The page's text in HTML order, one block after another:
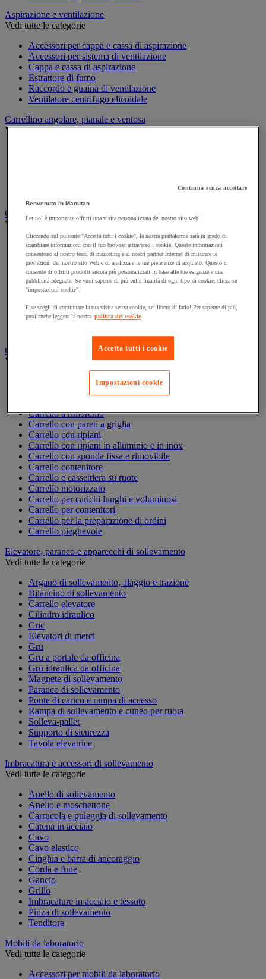
Aspirazione e ventilazione
Vedi tutte le categorie
Accessori per cappa e cassa di aspirazione
Accessori per sistema di ventilazione
Cappa e cassa di aspirazione
Estrattore di fumo
Raccordo e guaina di ventilazione
Ventilatore centrifugo elicoidale
Carrellino angolare, pianale e ventosa
Vedi tutte le categorie
Carrello
Vedi tutte le categorie
Accessori per carrello
Carrello in acciaio
Carrello in alluminio e in inox
Carrello per carichi alti
Carrello per fusti
Carrello pieghevole
Carrello portabombole
Carrello a ripiani e rimorchio industriale
Vedi tutte le categorie
Accessori per carrello
Carrello a livello costante
Carrello a rimorchio
Carrello con pareti a griglia
Carrello con ripiani
Carrello con ripiani in alluminio e in inox
Carrello con sponda fissa e rimovibile
Carrello contenitore
Carrello e cassettiera su ruote
Carrello motorizzato
Carrello per carichi lunghi e voluminosi
Carrello per contenitori
Carrello per la preparazione di ordini
Carrello pieghevole
Elevatore, paranco e apparecchi di sollevamento
Vedi tutte le categorie
Argano di sollevamento, alaggio e trazione
Bilancino di sollevamento
Carrello elevatore
Cilindro idraulico
Cric
Elevatori di merci
Gru
Gru a portale da officina
Gru idraulica da officina
Magnete di sollevamento
Paranco di sollevamento
Ponte di carico e rampa di accesso
Rampa di sollevamento e cuneo per ruota
Solleva-pallet
Supporto di sicurezza
Tavola elevatrice
Imbracatura e accessori di sollevamento
Vedi tutte le categorie
Anello di sollevamento
Anello e moschettone
Carrucola e puleggia di sollevamento
Catena in acciaio
Cavo
Cavo elastico
Cinghia e barra di ancoraggio
Corda e fune
Gancio
Grillo
Imbracature in acciaio e tessuto
Pinza di sollevamento
Tenditore
Mobili da laboratorio
Vedi tutte le categorie
Accessori per mobili da laboratorio
Continua senza accettare
Benvenuto in Manutan
Per noi è importante offrirti una visita personalizzata del nostro sito web!
Cliccando sul pulsante "Accetta tutti i cookie", la nostra piattaforma sarà in grado di
scambiare informazioni con il tuo browser attraverso i cookie. Queste informazioni
consentono al nostro team di marketing e ai nostri partner Internet di misurare le
prestazioni del nostro sito Web e di analizzare le tue preferenze di acquisto. Questo ci
consente di offrirti prodotti ancora più personalizzati in base alle tue esigenze e una
pubblicità adeguata. Se vuoi saperne di più sulle finalità di ogni tipo di cookie, clicca su
"impostazioni cookie".
E se scegli di continuare la tua visita senza cookie, sei libero di farlo! Per saperne di più,
puoi anche leggere la nostra politica dei cookie
Accetta tutti i cookie
Impostazioni cookie